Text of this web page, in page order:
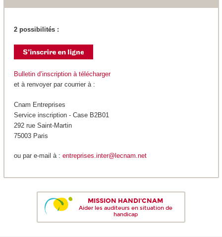
2 possibilités :
Bulletin d’inscription à télécharger
et à renvoyer par courrier à :
Cnam Entreprises
Service inscription - Case B2B01
292 rue Saint-Martin
75003 Paris
ou par e-mail à : entreprises.inter@lecnam.net
MISSION HANDI'CNAM
Aider les auditeurs en situation de
handicap